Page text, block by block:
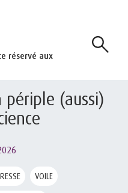
réservé aux
périple (aussi)
VOILE